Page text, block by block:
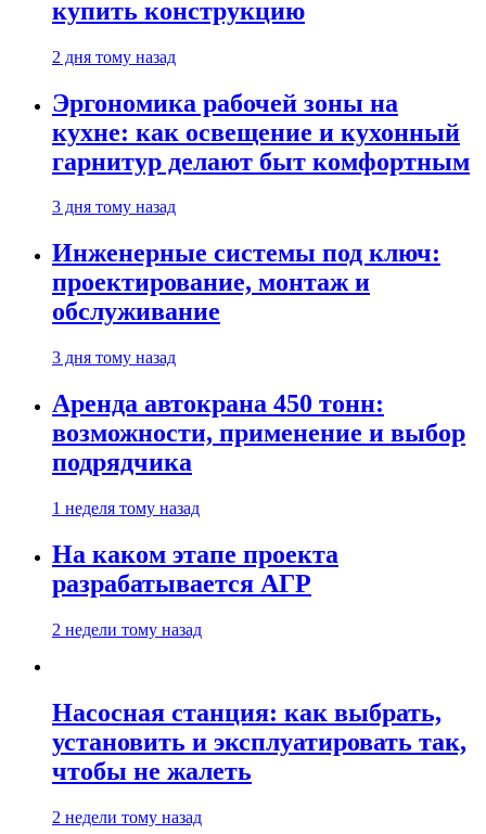
купить конструкцию
2 дня тому назад
Эргономика рабочей зоны на
кухне: как освещение и кухонный
гарнитур делают быт комфортным
3 дня тому назад
Инженерные системы под ключ:
проектирование, монтаж и
обслуживание
3 дня тому назад
Аренда автокрана 450 тонн:
возможности, применение и выбор
подрядчика
1 неделя тому назад
На каком этапе проекта
разрабатывается АГР
2 недели тому назад
Насосная станция: как выбрать,
установить и эксплуатировать так,
чтобы не жалеть
2 недели тому назад